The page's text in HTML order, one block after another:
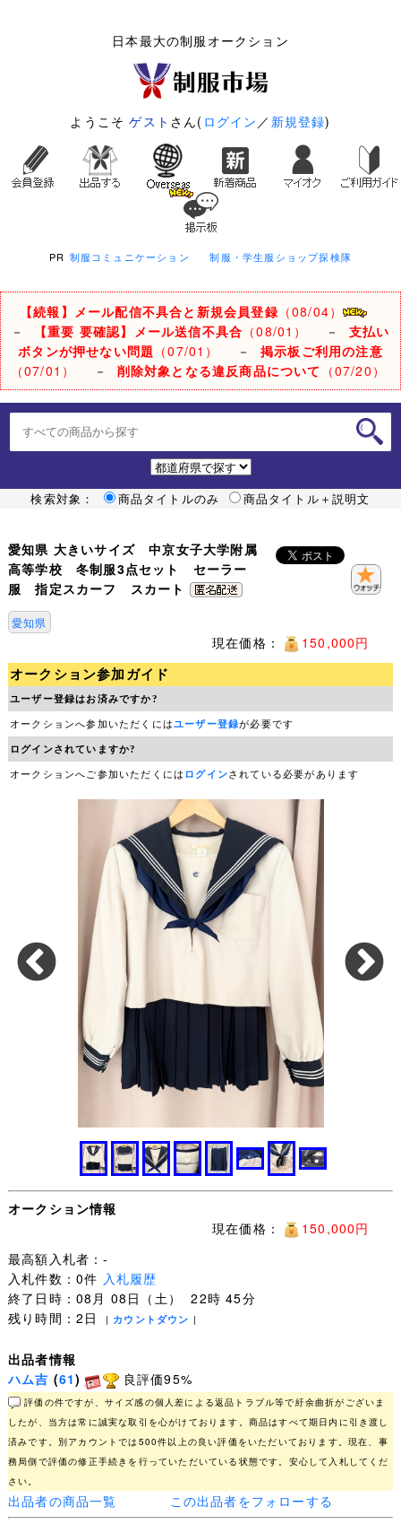
日本最大の制服オークション
ようこそゲスト さん( ログイン ／ 新規登録)
PR 制服コミュニケーション 制服・学生服ショップ探検隊
【続報】メール配信不具合と新規会員登録 （08/04）
－
【重要 要確認】メール送信不具合 （08/01） － 支払い
ボタンが押せない問題 （07/01） － 掲示板ご利用の注意
（07/01）
－ 削除対象となる違反商品について （07/20）
検索対象： 商品タイトルのみ 商品タイトル＋説明文
愛知県 大きいサイズ 中京女子大学附属
高等学校 冬制服3点セット セーラー
服 指定スカーフ スカート
愛知県
現在価格： 150,000円
オークション参加ガイド
ユーザー登録はお済みですか?
オークションへ参加いただくにはユーザー登録が必要です
ログインされていますか?
オークションへご参加いただくには ログインされている必要があります
オークション情報
現在価格：
150,000円
最高額入札者：-
入札件数：0件 入札履歴
終了日時：08月 08日（土） 22時 45分
残り時間：2日
| カウントダウン |
出品者情報
ハム吉 (61) 良評価95%
評価の件ですが、サイズ感の個人差による返品トラブル等で紆余曲折がございま
したが、当方は常に誠実な取引を心がけております。商品はすべて期日内に引き渡し
済みです。別アカウントでは500件以上の良い評価をいただいております。現在、事
務局側で評価の修正手続きを行っていただいている状態です。安心して入札してくだ
さい。
出品者の商品一覧
この出品者をフォローする